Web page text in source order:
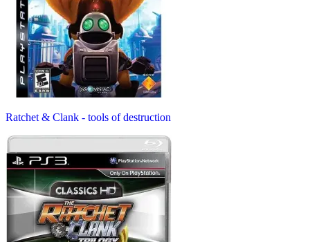
Ratchet & Clank - tools of destruction